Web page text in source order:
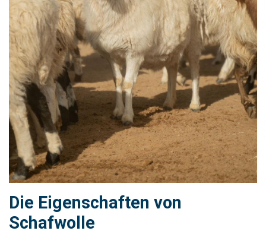
​Die Eigenschaften von
Schafwolle